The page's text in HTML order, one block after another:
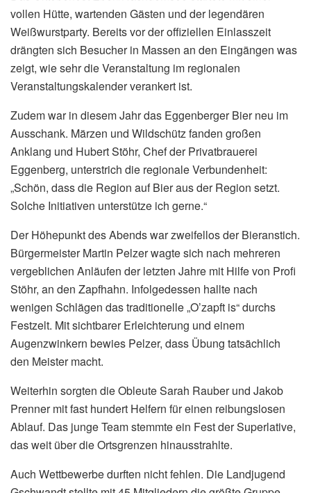
vollen Hütte, wartenden Gästen und der legendären
Weißwurstparty. Bereits vor der offiziellen Einlasszeit
drängten sich Besucher in Massen an den Eingängen was
zeigt, wie sehr die Veranstaltung im regionalen
Veranstaltungskalender verankert ist.
Zudem war in diesem Jahr das Eggenberger Bier neu im
Ausschank. Märzen und Wildschütz fanden großen
Anklang und Hubert Stöhr, Chef der Privatbrauerei
Eggenberg, unterstrich die regionale Verbundenheit:
„Schön, dass die Region auf Bier aus der Region setzt.
Solche Initiativen unterstütze ich gerne.“
Der Höhepunkt des Abends war zweifellos der Bieranstich.
Bürgermeister Martin Pelzer wagte sich nach mehreren
vergeblichen Anläufen der letzten Jahre mit Hilfe von Profi
Stöhr, an den Zapfhahn. Infolgedessen hallte nach
wenigen Schlägen das traditionelle „O’zapft is“ durchs
Festzelt. Mit sichtbarer Erleichterung und einem
Augenzwinkern bewies Pelzer, dass Übung tatsächlich
den Meister macht.
Weiterhin sorgten die Obleute Sarah Rauber und Jakob
Prenner mit fast hundert Helfern für einen reibungslosen
Ablauf. Das junge Team stemmte ein Fest der Superlative,
das weit über die Ortsgrenzen hinausstrahlte.
Auch Wettbewerbe durften nicht fehlen. Die Landjugend